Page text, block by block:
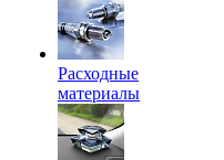
Расходные
материалы